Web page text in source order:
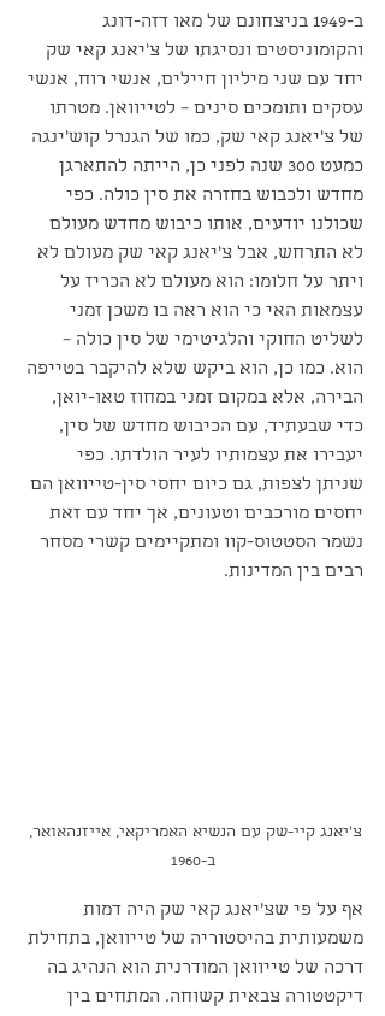
ב-1949 בניצחונם של מאו דזה-דונג
והקומוניסטים ונסיגתו של צ'יאנג קאי שק
יחד עם שני מיליון חיילים, אנשי רוח, אנשי
עסקים ותומכים סינים – לטייוואן. מטרתו
של צ'יאנג קאי שק, כמו של הגנרל קוש'ינגה
כמעט 300 שנה לפני כן, הייתה להתארגן
מחדש ולכבוש בחזרה את סין כולה. כפי
שכולנו יודעים, אותו כיבוש מחדש מעולם
לא התרחש, אבל צ'יאנג קאי שק מעולם לא
ויתר על חלומו: הוא מעולם לא הכריז על
עצמאות האי כי הוא ראה בו משכן זמני
לשליט החוקי והלגיטימי של סין כולה –
הוא. כמו כן, הוא ביקש שלא להיקבר בטייפה
הבירה, אלא במקום זמני במחוז טאו-יואן,
כדי שבעתיד, עם הכיבוש מחדש של סין,
יעבירו את עצמותיו לעיר הולדתו. כפי
שניתן לצפות, גם כיום יחסי סין-טייוואן הם
יחסים מורכבים וטעונים, אך יחד עם זאת
נשמר הסטטוס-קוו ומתקיימים קשרי מסחר
רבים בין המדינות.
צ'יאנג קיי-שק עם הנשיא האמריקאי, אייזנהאואר,
ב-1960
אף על פי שצ'יאנג קאי שק היה דמות
משמעותית בהיסטוריה של טייוואן, בתחילת
דרכה של טייוואן המודרנית הוא הנהיג בה
דיקטטורה צבאית קשוחה. המתחים בין